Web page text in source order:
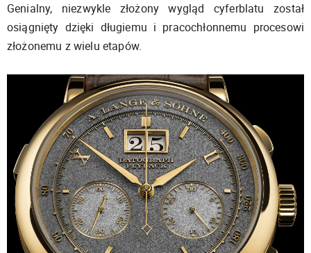
Genialny, niezwykle złożony wygląd cyferblatu został
osiągnięty dzięki długiemu i pracochłonnemu procesowi
złożonemu z wielu etapów.